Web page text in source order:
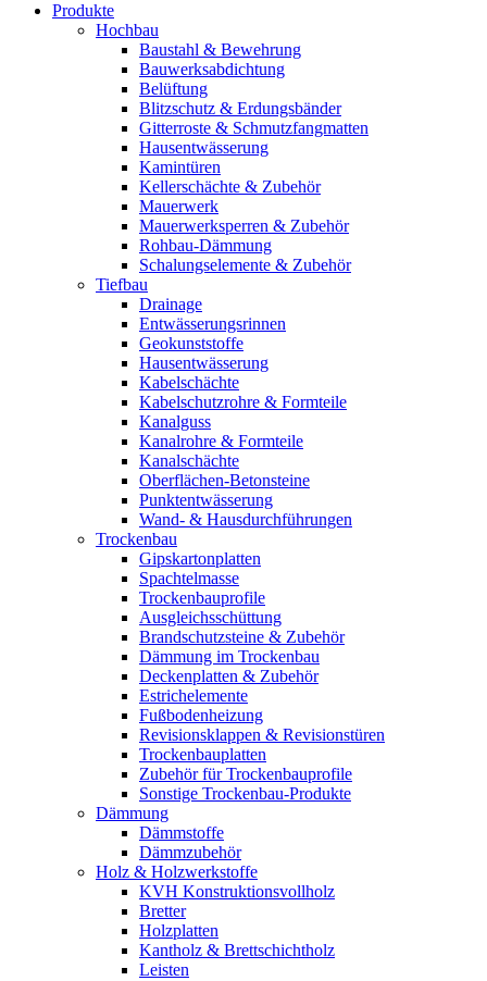
Produkte
Hochbau
Baustahl & Bewehrung
Bauwerksabdichtung
Belüftung
Blitzschutz & Erdungsbänder
Gitterroste & Schmutzfangmatten
Hausentwässerung
Kamintüren
Kellerschächte & Zubehör
Mauerwerk
Mauerwerksperren & Zubehör
Rohbau-Dämmung
Schalungselemente & Zubehör
Tiefbau
Drainage
Entwässerungsrinnen
Geokunststoffe
Hausentwässerung
Kabelschächte
Kabelschutzrohre & Formteile
Kanalguss
Kanalrohre & Formteile
Kanalschächte
Oberflächen-Betonsteine
Punktentwässerung
Wand- & Hausdurchführungen
Trockenbau
Gipskartonplatten
Spachtelmasse
Trockenbauprofile
Ausgleichsschüttung
Brandschutzsteine & Zubehör
Dämmung im Trockenbau
Deckenplatten & Zubehör
Estrichelemente
Fußbodenheizung
Revisionsklappen & Revisionstüren
Trockenbauplatten
Zubehör für Trockenbauprofile
Sonstige Trockenbau-Produkte
Dämmung
Dämmstoffe
Dämmzubehör
Holz & Holzwerkstoffe
KVH Konstruktionsvollholz
Bretter
Holzplatten
Kantholz & Brettschichtholz
Leisten